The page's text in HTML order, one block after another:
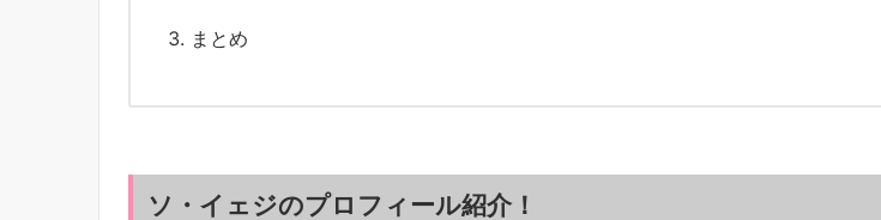
まとめ
ソ・イェジのプロフィール紹介！